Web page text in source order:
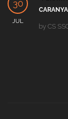
30
JUL
by CS